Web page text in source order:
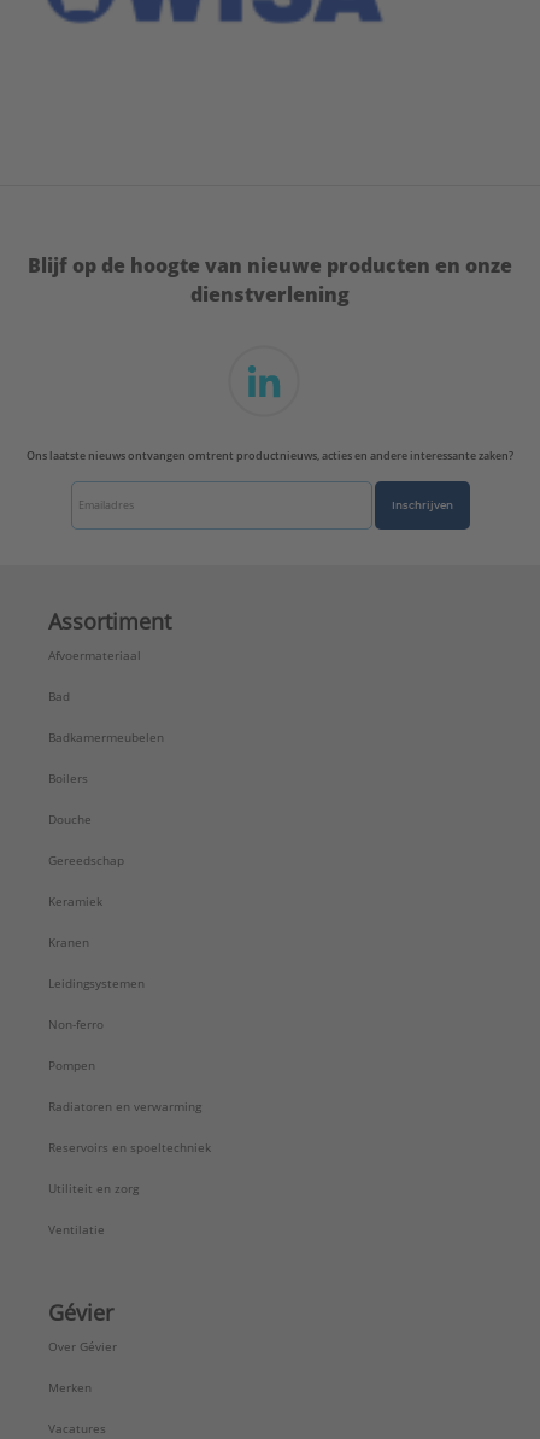
Blijf op de hoogte van nieuwe producten en onze
dienstverlening
Ons laatste nieuws ontvangen omtrent productnieuws, acties en andere interessante zaken?
Inschrijven
Assortiment
Afvoermateriaal
Bad
Badkamermeubelen
Boilers
Douche
Gereedschap
Keramiek
Kranen
Leidingsystemen
Non-ferro
Pompen
Radiatoren en verwarming
Reservoirs en spoeltechniek
Utiliteit en zorg
Ventilatie
Gévier
Over Gévier
Merken
Vacatures